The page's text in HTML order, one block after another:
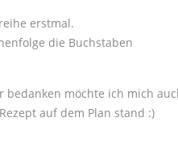
erstmal.
die Buchstaben
möchte ich mich
auf dem Plan stand :)